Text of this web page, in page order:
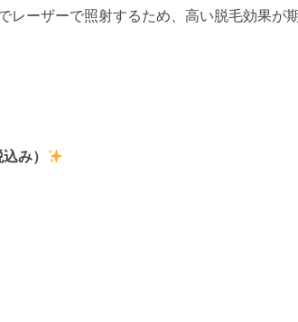
ーザーで照射するため、高い脱毛効果が
み）